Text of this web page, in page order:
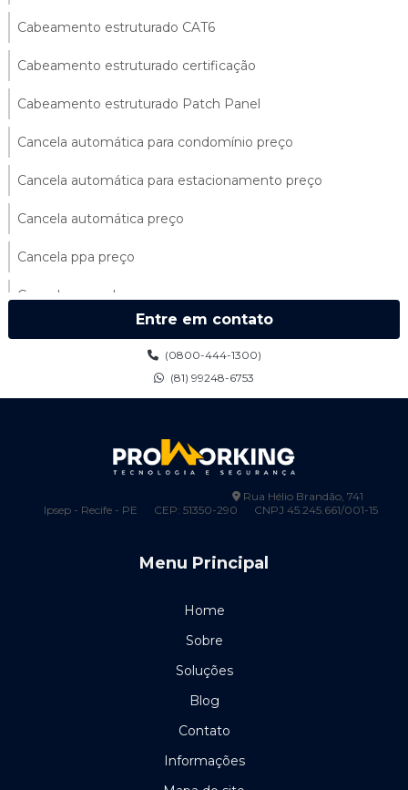
Cabeamento estruturado CAT6
Cabeamento estruturado certificação
Cabeamento estruturado Patch Panel
Cancela automática para condomínio preço
Cancela automática para estacionamento preço
Cancela automática preço
Cancela ppa preço
Cancela ppa valor
Catraca biométrica control id
Cerca elétrica 200 metros
Cerca eletrica pernambuco
Cerca elétrica preço por metro
Certificação de cabos de rede
Entre em contato
(0800-444-1300)
(81) 99248-6753
Rua Hélio Brandão, 741
Ipsep - Recife - PE
CEP: 51350-290 CNPJ 45.245.661/001-15
Menu Principal
Home
Sobre
Soluções
Blog
Contato
Informações